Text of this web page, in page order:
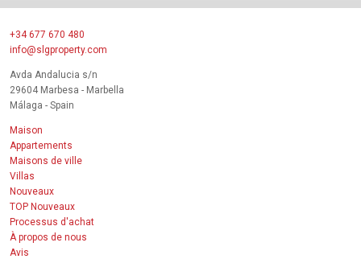
+34 677 670 480
info@slgproperty.com
Avda Andalucia s/n
29604 Marbesa - Marbella
Málaga - Spain
Maison
Appartements
Maisons de ville
Villas
Nouveaux
TOP Nouveaux
Processus d'achat
À propos de nous
Avis